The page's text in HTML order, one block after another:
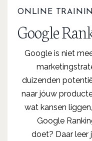
ONLINE
Google
Google is niet
duizenden
naar jóuw
wat kansen
Google
doet? Daar leer